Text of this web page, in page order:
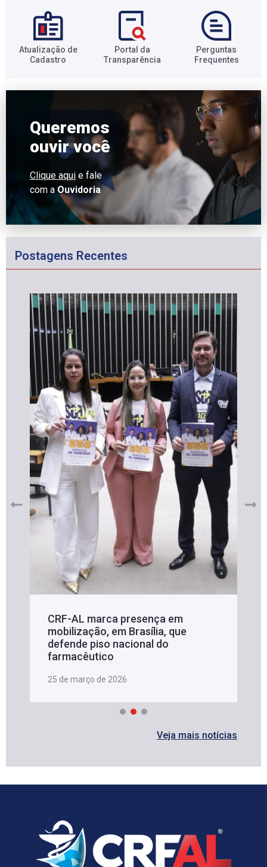
Atualização de
Cadastro​
Portal da
Transparência​
Perguntas
Frequentes​
Queremos
ouvir você
Clique aqui e fale
com aOuvidoria
Postagens Recentes
CRF-AL marca presença em
mobilização, em Brasília, que
defende piso nacional do
farmacêutico
25 de março de 2026
Veja mais notícias